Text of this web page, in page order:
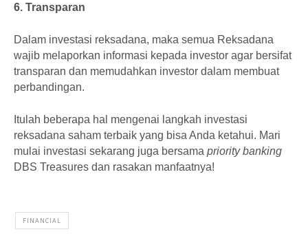
6. Transparan
Dalam investasi reksadana, maka semua Reksadana
wajib melaporkan informasi kepada investor agar bersifat
transparan dan memudahkan investor dalam membuat
perbandingan.
Itulah beberapa hal mengenai langkah investasi
reksadana saham terbaik yang bisa Anda ketahui. Mari
mulai investasi sekarang juga bersama priority banking
DBS Treasures dan rasakan manfaatnya!
FINANCIAL